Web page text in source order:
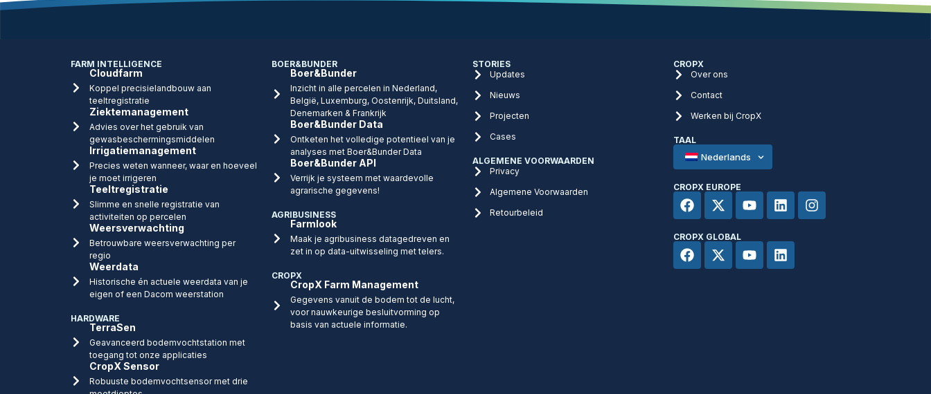
FARM INTELLIGENCE
Cloudfarm
Koppel precisielandbouw aan
teeltregistratie
Ziektemanagement
Advies over het gebruik van
gewasbeschermingsmiddelen
Irrigatiemanagement
Precies weten wanneer, waar en hoeveel
je moet irrigeren
Teeltregistratie
Slimme en snelle registratie van
activiteiten op percelen
Weersverwachting
Betrouwbare weersverwachting per
regio
Weerdata
Historische én actuele weerdata van je
eigen of een Dacom weerstation
HARDWARE
TerraSen
Geavanceerd bodemvochtstation met
toegang tot onze applicaties
CropX Sensor
Robuuste bodemvochtsensor met drie
BOER&BUNDER
Boer&Bunder
Inzicht in alle percelen in Nederland,
België, Luxemburg, Oostenrijk, Duitsland,
Denemarken & Frankrijk
Boer&Bunder Data
Ontketen het volledige potentieel van je
analyses met Boer&Bunder Data
Boer&Bunder API
Verrijk je systeem met waardevolle
agrarische gegevens!
AGRIBUSINESS
Farmlook
Maak je agribusiness datagedreven en
zet in op data-uitwisseling met telers.
CROPX
CropX Farm Management
Gegevens vanuit de bodem tot de lucht,
voor nauwkeurige besluitvorming op
basis van actuele informatie.
STORIES
Updates
Nieuws
Projecten
Cases
ALGEMENE VOORWAARDEN
Privacy
Algemene Voorwaarden
Retourbeleid
CROPX
Over ons
Contact
Werken bij CropX
TAAL
Nederlands
CROPX EUROPE
CROPX GLOBAL